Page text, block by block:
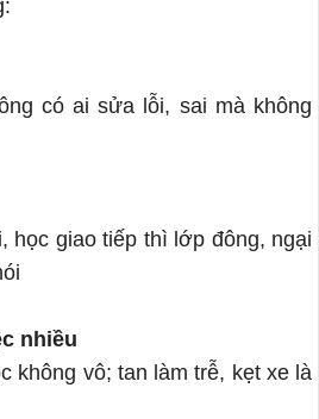
có ai sửa lỗi, sai mà không
học giao tiếp thì lớp đông, ngại
nhiều
không vô; tan làm trễ, kẹt xe là